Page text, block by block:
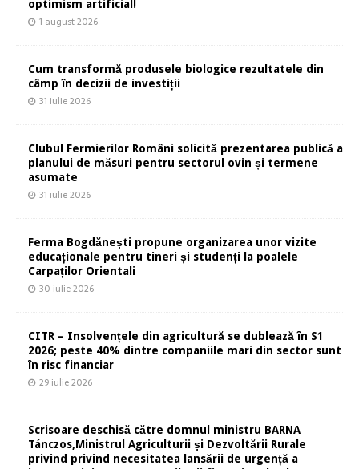
optimism artificial!
1 august 2026
Cum transformă produsele biologice rezultatele din
câmp în decizii de investiții
31 iulie 2026
Clubul Fermierilor Români solicită prezentarea publică a
planului de măsuri pentru sectorul ovin și termene
asumate
31 iulie 2026
Ferma Bogdănești propune organizarea unor vizite
educaționale pentru tineri și studenți la poalele
Carpaților Orientali
30 iulie 2026
CITR – Insolvențele din agricultură se dublează în S1
2026; peste 40% dintre companiile mari din sector sunt
în risc financiar
29 iulie 2026
Scrisoare deschisă către domnul ministru BARNA
Tánczos,Ministrul Agriculturii și Dezvoltării Rurale
privind privind necesitatea lansării de urgență a